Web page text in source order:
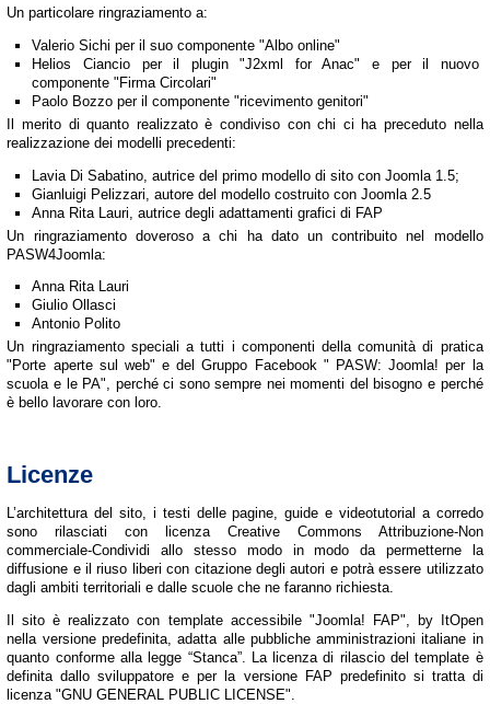
Un particolare ringraziamento a:
Valerio Sichi per il suo componente "Albo online"
Helios Ciancio per il plugin "J2xml for Anac" e per il nuovo
componente "Firma Circolari"
Paolo Bozzo per il componente "ricevimento genitori"
Il merito di quanto realizzato è condiviso con chi ci ha preceduto nella
realizzazione dei modelli precedenti:
Lavia Di Sabatino, autrice del primo modello di sito con Joomla 1.5;
Gianluigi Pelizzari, autore del modello costruito con Joomla 2.5
Anna Rita Lauri, autrice degli adattamenti grafici di FAP
Un ringraziamento doveroso a chi ha dato un contribuito nel modello
PASW4Joomla:
Anna Rita Lauri
Giulio Ollasci
Antonio Polito
Un ringraziamento speciali a tutti i componenti della comunità di pratica
"Porte aperte sul web" e del Gruppo Facebook " PASW: Joomla! per la
scuola e le PA", perché ci sono sempre nei momenti del bisogno e perché
è bello lavorare con loro.
Licenze
L’architettura del sito, i testi delle pagine, guide e videotutorial a corredo
sono rilasciati con licenza Creative Commons Attribuzione-Non
commerciale-Condividi allo stesso modo in modo da permetterne la
diffusione e il riuso liberi con citazione degli autori e potrà essere utilizzato
dagli ambiti territoriali e dalle scuole che ne faranno richiesta.
Il sito è realizzato con template accessibile "Joomla! FAP", by ItOpen
nella versione predefinita, adatta alle pubbliche amministrazioni italiane in
quanto conforme alla legge “Stanca”. La licenza di rilascio del template è
definita dallo sviluppatore e per la versione FAP predefinito si tratta di
licenza "GNU GENERAL PUBLIC LICENSE".